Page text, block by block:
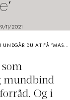
11/2021
DU AT FÅ ”MASKNE”
mundbind
Og i